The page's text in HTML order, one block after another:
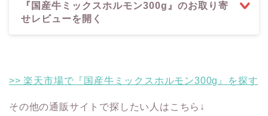
『国産牛ミックスホルモン300g』のお取り寄
せレビューを開く
>> 楽天市場で『国産牛ミックスホルモン300g』を探す
その他の通販サイトで探したい人はこちら↓